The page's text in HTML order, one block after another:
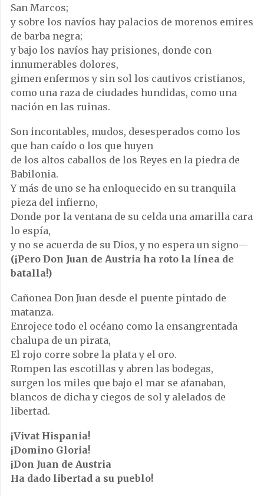
San Marcos;
y sobre los navíos hay palacios de morenos emires
de barba negra;
y bajo los navíos hay prisiones, donde con
innumerables dolores,
gimen enfermos y sin sol los cautivos cristianos,
como una raza de ciudades hundidas, como una
nación en las ruinas.
Son incontables, mudos, desesperados como los
que han caído o los que huyen
de los altos caballos de los Reyes en la piedra de
Babilonia.
Y más de uno se ha enloquecido en su tranquila
pieza del infierno,
Donde por la ventana de su celda una amarilla cara
lo espía,
y no se acuerda de su Dios, y no espera un signo—
(¡Pero Don Juan de Austria ha roto la línea de
batalla!)
Cañonea Don Juan desde el puente pintado de
matanza.
Enrojece todo el océano como la ensangrentada
chalupa de un pirata,
El rojo corre sobre la plata y el oro.
Rompen las escotillas y abren las bodegas,
surgen los miles que bajo el mar se afanaban,
blancos de dicha y ciegos de sol y alelados de
libertad.
¡Vivat Hispania!
¡Domino Gloria!
¡Don Juan de Austria
Ha dado libertad a su pueblo!